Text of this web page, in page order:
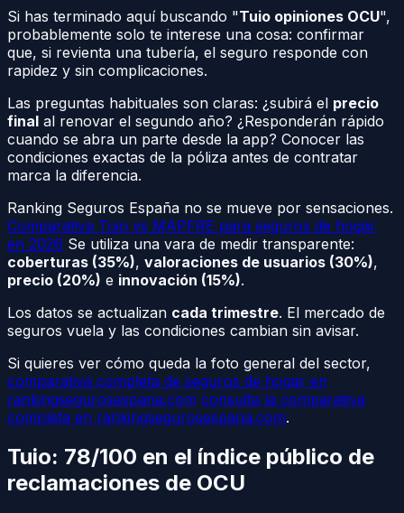
Si has terminado aquí buscando "Tuio opiniones OCU",
probablemente solo te interese una cosa: confirmar
que, si revienta una tubería, el seguro responde con
rapidez y sin complicaciones.
Las preguntas habituales son claras: ¿subirá el precio
final al renovar el segundo año? ¿Responderán rápido
cuando se abra un parte desde la app? Conocer las
condiciones exactas de la póliza antes de contratar
marca la diferencia.
Ranking Seguros España no se mueve por sensaciones.
Comparativa Tuio vs MAPFRE para seguros de hogar
en 2026 Se utiliza una vara de medir transparente:
coberturas (35%), valoraciones de usuarios (30%),
precio (20%) e innovación (15%).
Los datos se actualizan cada trimestre. El mercado de
seguros vuela y las condiciones cambian sin avisar.
Si quieres ver cómo queda la foto general del sector,
comparativa completa de seguros de hogar en
rankingsegurosespana.com consulta la comparativa
completa en rankingsegurosespana.com.
Tuio: 78/100 en el índice público de
reclamaciones de OCU